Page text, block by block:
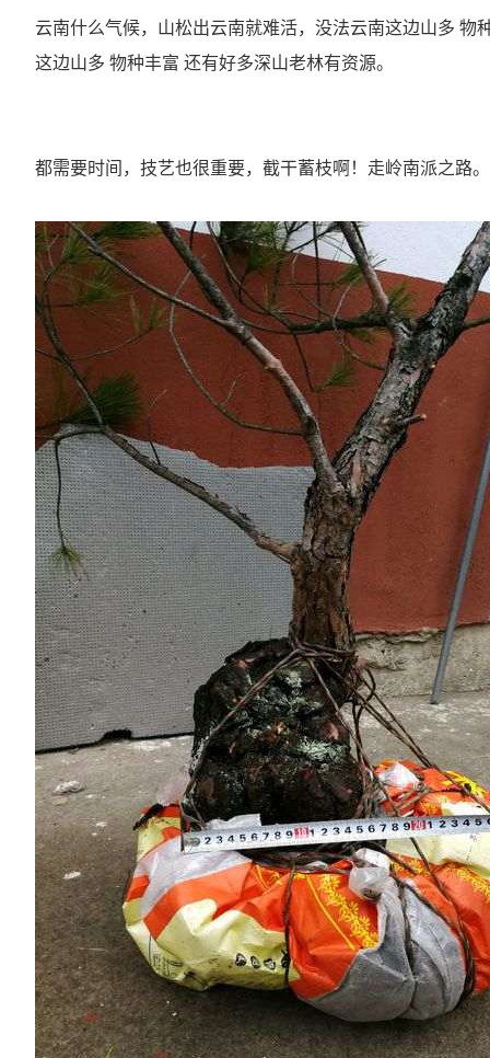
云南什么气候，山松出云南就难活，没法云南这边山多
这边山多 物种丰富 还有好多深山老林有资源。
都需要时间，技艺也很重要，截干蓄枝啊！走岭南派之路。